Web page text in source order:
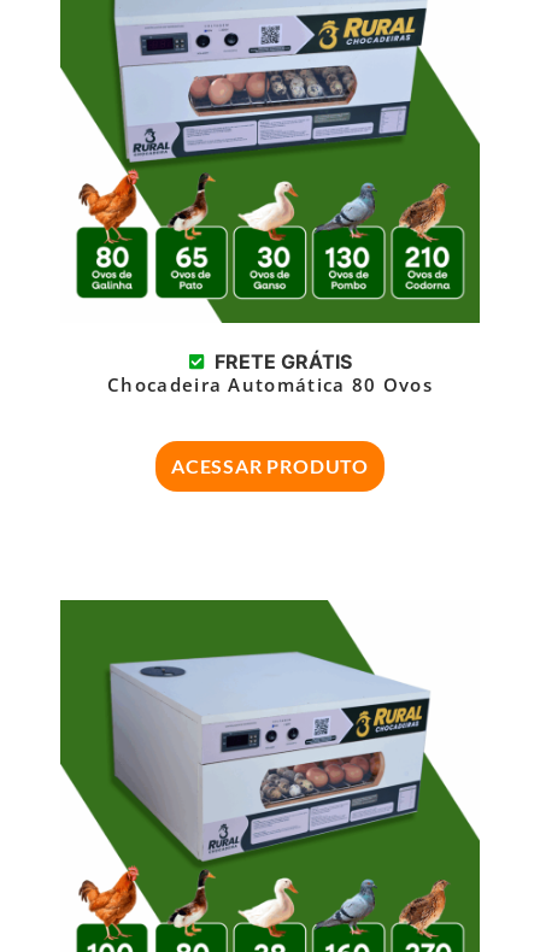
FRETE GRÁTIS
Chocadeira Automática 80 Ovos
ACESSAR PRODUTO